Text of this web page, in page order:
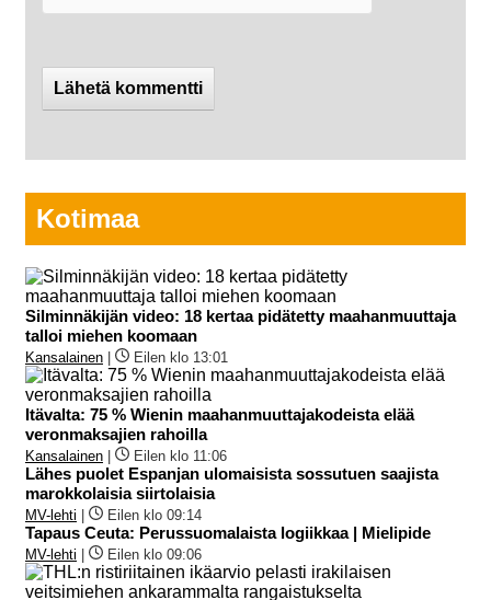
Kotimaa
Silminnäkijän video: 18 kertaa pidätetty maahanmuuttaja
talloi miehen koomaan
Kansalainen Eilen klo 13:01
Itävalta: 75 % Wienin maahanmuuttajakodeista elää
veronmaksajien rahoilla
Kansalainen Eilen klo 11:06
Lähes puolet Espanjan ulomaisista sossutuen saajista
marokkolaisia siirtolaisia
MV-lehti Eilen klo 09:14
Tapaus Ceuta: Perussuomalaista logiikkaa | Mielipide
MV-lehti Eilen klo 09:06